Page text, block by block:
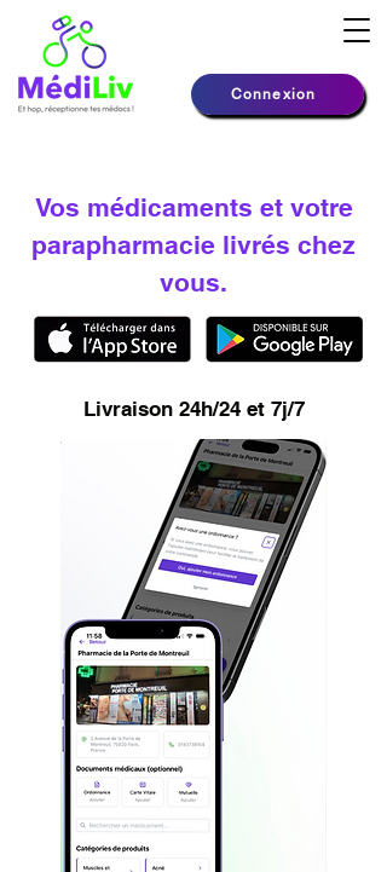
Connexion
Vos médicaments et votre
parapharmacie livrés chez
vous.
Livraison 24h/24 et 7j/7